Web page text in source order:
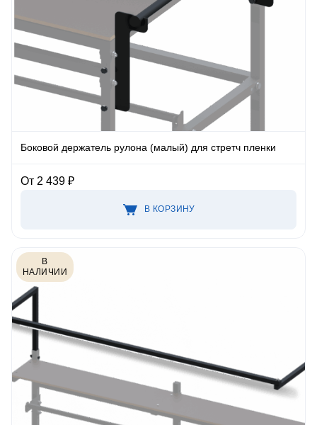
Боковой держатель рулона (малый) для стретч пленки
От 2 439 ₽
В КОРЗИНУ
В
НАЛИЧИИ